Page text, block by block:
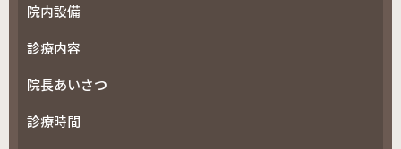
院内設備
診療内容
院長あいさつ
診療時間